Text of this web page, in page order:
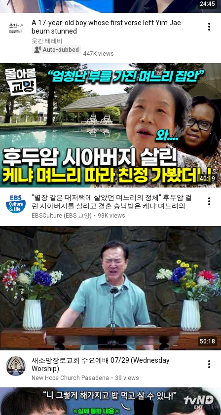
24:45
A 17-year-old boy whose first verse left Yim Jae-
beum stunned
웃긴 테레비
Auto-dubbed
447K views
40:19
"별장 같은 대저택에 살았던 며느리의 정체" 후두암 걸
린 시아버지를 살리고 결혼 승낙받은 케냐 며느리의 정
체! 알고보니 명문가 집안의 딸 #다문화고부열전 #몰아
EBSCulture (EBS 교양) • 93K views
50:18
새소망장로교회 수요예배 07/29 (Wednesday
Worship)
New Hope Church Pasadena • 39 views